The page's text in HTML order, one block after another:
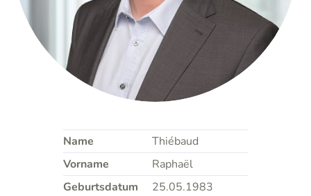
Name
Thiébaud
Vorname
Raphaël
Geburtsdatum
25.05.1983